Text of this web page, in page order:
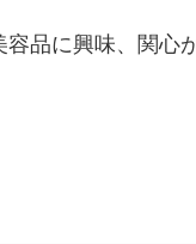
品に興味、関心